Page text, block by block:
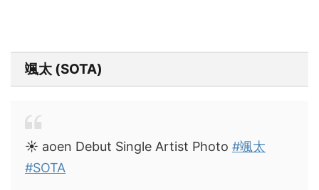
颯太 (SOTA)
☀️ aoen Debut Single Artist Photo #颯太
#SOTA